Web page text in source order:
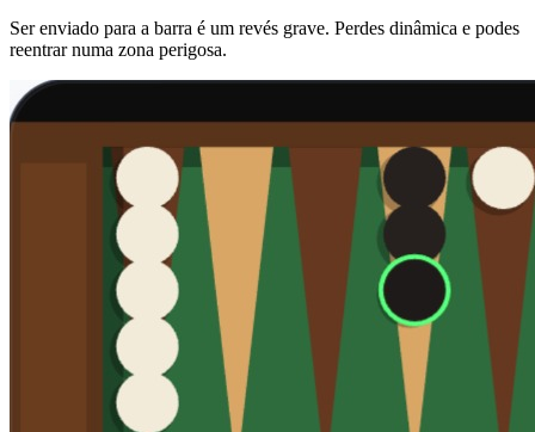
Ser enviado para a barra é um revés grave. Perdes dinâmica e podes
reentrar numa zona perigosa.